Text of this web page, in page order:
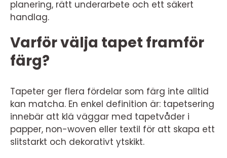
planering, rätt underarbete och ett säkert
handlag.
Varför välja tapet framför
färg?
Tapeter ger flera fördelar som färg inte alltid
kan matcha. En enkel definition är: tapetsering
innebär att klä väggar med tapetvåder i
papper, non-woven eller textil för att skapa ett
slitstarkt och dekorativt ytskikt.